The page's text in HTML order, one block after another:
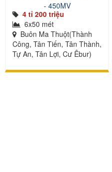
- 450MV
4 tỉ 200 triệu
6x50 mét
Buôn Ma Thuột(Thành
Công, Tân Tiến, Tân Thành,
Tự An, Tân Lợi, Cư Êbur)